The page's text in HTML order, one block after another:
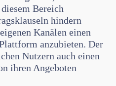
Bereich
hindern
Kanälen einen
anzubieten. Der
Nutzern auch einen
ihren Angeboten